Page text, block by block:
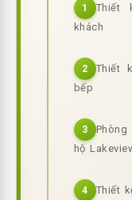
1
Thiết
khách
2
Thiết
bếp
3
hộ
4
Thiết